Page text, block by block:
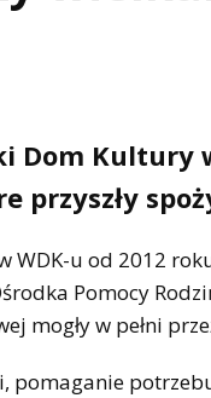
Dom Kultury
przyszły
WDK-u od 2012
Pomocy
mogły w pełni
pomaganie